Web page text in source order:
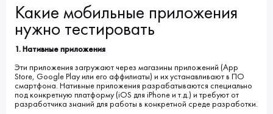
Какие мобильные приложения
нужно тестировать
1. Нативные приложения
Эти приложения загружают через магазины приложений (App
Store, Google Play или его аффилиаты) и их устанавливают в ПО
смартфона. Нативные приложения разрабатываются специально
под конкретную платформу (iOS для iPhone и т.д.) и требуют от
разработчика знаний для работы в конкретной среде разработки.